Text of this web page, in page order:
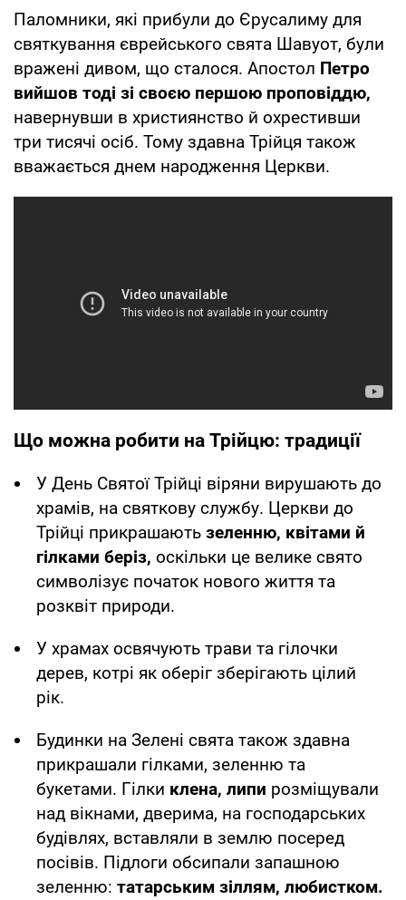
Паломники, які прибули до Єрусалиму для
святкування єврейського свята Шавуот, були
вражені дивом, що сталося. Апостол Петро
вийшов тоді зі своєю першою проповіддю,
навернувши в християнство й охрестивши
три тисячі осіб. Тому здавна Трійця також
вважається днем народження Церкви.
Що можна робити на Трійцю: традиції
У День Святої Трійці віряни вирушають до
храмів, на святкову службу. Церкви до
Трійці прикрашають зеленню, квітами й
гілками беріз, оскільки це велике свято
символізує початок нового життя та
розквіт природи.
У храмах освячують трави та гілочки
дерев, котрі як оберіг зберігають цілий
рік.
Будинки на Зелені свята також здавна
прикрашали гілками, зеленню та
букетами. Гілки клена, липи розміщували
над вікнами, дверима, на господарських
будівлях, вставляли в землю посеред
посівів. Підлоги обсипали запашною
зеленню: татарським зіллям, любистком.